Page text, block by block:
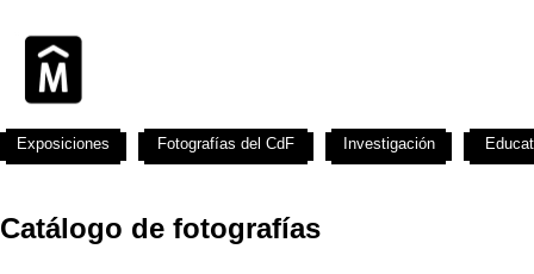
Catálogo de fotografías
Exposiciones Fotografías del CdF Investigación